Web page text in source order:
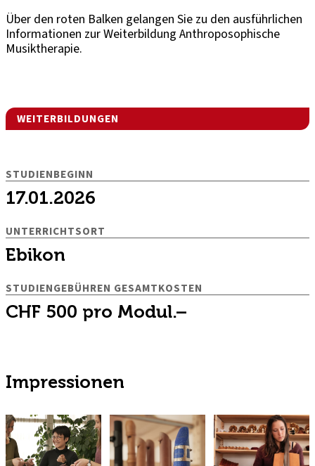
Über den roten Balken gelangen Sie zu den ausführlichen
Informationen zur Weiterbildung Anthroposophische
Musiktherapie.
WEITERBILDUNGEN
STUDIENBEGINN
17.01.2026
UNTERRICHTSORT
Ebikon
STUDIENGEBÜHREN GESAMTKOSTEN
CHF 500 pro Modul.–
Impressionen